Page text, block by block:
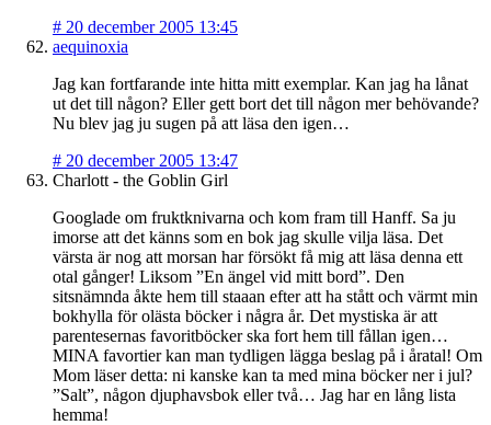
# 20 december 2005 13:45
aequinoxia
Jag kan fortfarande inte hitta mitt exemplar. Kan jag ha lånat
ut det till någon? Eller gett bort det till någon mer behövande?
Nu blev jag ju sugen på att läsa den igen…
# 20 december 2005 13:47
Charlott - the Goblin Girl
Googlade om fruktknivarna och kom fram till Hanff. Sa ju
imorse att det känns som en bok jag skulle vilja läsa. Det
värsta är nog att morsan har försökt få mig att läsa denna ett
otal gånger! Liksom ”En ängel vid mitt bord”. Den
sitsnämnda åkte hem till staaan efter att ha stått och värmt min
bokhylla för olästa böcker i några år. Det mystiska är att
parentesernas favoritböcker ska fort hem till fållan igen…
MINA favortier kan man tydligen lägga beslag på i åratal! Om
Mom läser detta: ni kanske kan ta med mina böcker ner i jul?
”Salt”, någon djuphavsbok eller två… Jag har en lång lista
hemma!